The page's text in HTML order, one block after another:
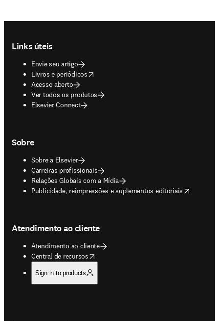
Links úteis
Envie seu artigo
Livros e periódicos
opens in new tab/window
Acesso aberto
Ver todos os produtos
Elsevier Connect
Sobre
Sobre a Elsevier
Carreiras profissionais
Relações Globais com a Mídia
Publicidade, reimpressões e suplementos editoriais
opens in new tab/window
Atendimento ao cliente
Atendimento ao cliente
Central de recursos
opens in new tab/window
Sign in to products